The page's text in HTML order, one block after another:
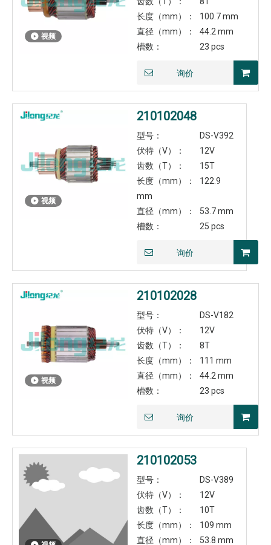
视频
长度（mm）：
100.7 mm
直径（mm）：
44.2 mm
槽数：
23 pcs
询价
视频
210102048
型号：
DS-V392
伏特（V）：
12V
齿数（T）：
15T
长度（mm）：
122.9
mm
直径（mm）：
53.7 mm
槽数：
25 pcs
询价
视频
210102028
型号：
DS-V182
伏特（V）：
12V
齿数（T）：
8T
长度（mm）：
111 mm
直径（mm）：
44.2 mm
槽数：
23 pcs
询价
210102053
型号：
DS-V389
伏特（V）：
12V
齿数（T）：
10T
长度（mm）：
109 mm
直径（mm）：
53.8 mm